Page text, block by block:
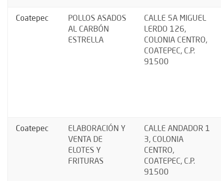
Coatepec
POLLOS ASADOS
AL CARBÓN
ESTRELLA
CALLE 5A MIGUEL
LERDO 126,
COLONIA CENTRO,
COATEPEC, C.P.
91500
Coatepec
ELABORACIÓN Y
VENTA DE
ELOTES Y
FRITURAS
CALLE ANDADOR 1
3, COLONIA
CENTRO,
COATEPEC, C.P.
91500